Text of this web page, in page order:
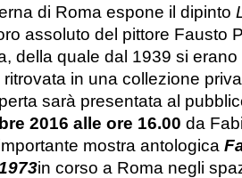
di Roma espone il dipinto
assoluto del pittore Fausto
della quale dal 1939 si
in una collezione
sarà presentata al
2016 alle ore 16.00 da
mostra antologica
in corso a Roma negli